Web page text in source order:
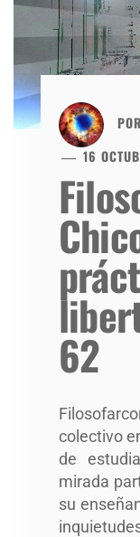
POR
16
62
colectivo
de
mirada
su